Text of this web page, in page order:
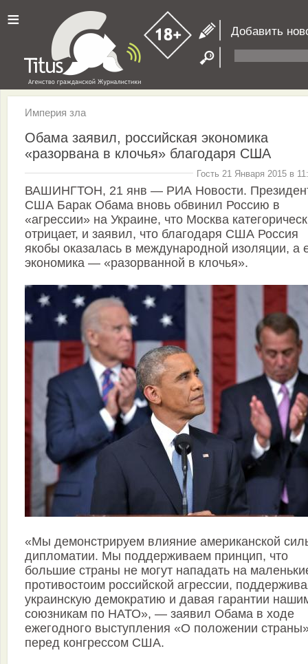
≡ Добавить
Империя зла
Обама заявил, российская экономика
«разорвана в клочья» благодаря США
Гость 21 Января 2015 в
ВАШИНГТОН, 21 янв — РИА Новости.
США Барак Обама вновь обвинил Россию в
«агрессии» на Украине, что Москва
отрицает, и заявил, что благодаря США Россия
якобы оказалась в международной изоляции, а
экономика — «разорванной в клочья».
«Мы демонстрируем влияние американской
дипломатии. Мы поддерживаем принцип, что
большие страны не могут нападать на
противостоим российской агрессии,
украинскую демократию и давая гарантии
союзникам по НАТО», — заявил Обама в ходе
ежегодного выступления «О положении
перед конгрессом США.